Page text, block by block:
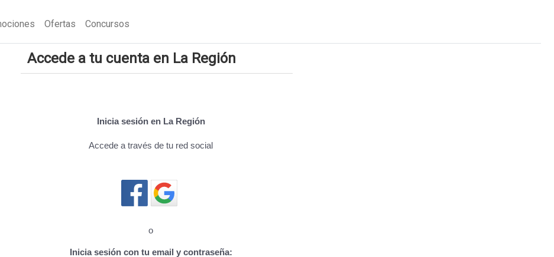
Ofertas Concursos
Accede a tu cuenta en La Región
Inicia sesión en La Región
Accede a través de tu red social
Cerrar sesión
o
Inicia sesión con tu email y contraseña: